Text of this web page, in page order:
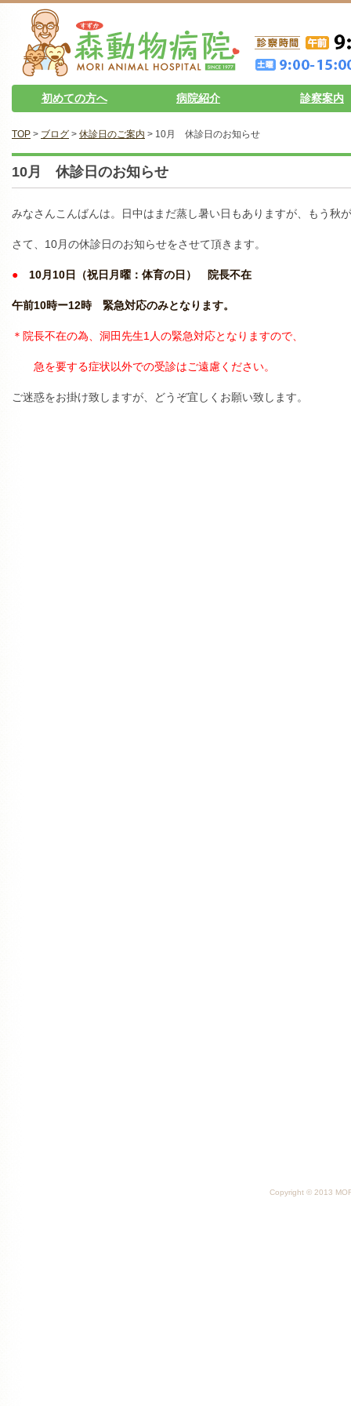
初めての方へ 病院紹介 診察案内
TOP > ブログ > 休診日のご案内 > 10月 休診日のお知らせ
10月 休診日のお知らせ
みなさんこんばんは。日中はまだ蒸し暑い日もありますが、もう秋
さて、10月の休診日のお知らせをさせて頂きます。
● 10月10日（祝日月曜：体育の日） 院長不在
午前10時ー12時緊急対応のみとなります。
＊院長不在の為、洞田先生1人の緊急対応となりますので、
急を要する症状以外での受診はご遠慮ください。
ご迷惑をお掛け致しますが、どうぞ宜しくお願い致します。
Copyright © 2013